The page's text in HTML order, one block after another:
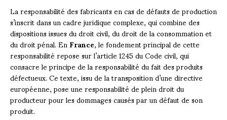
La responsabilité des fabricants en cas de défauts de production
s’inscrit dans un cadre juridique complexe, qui combine des
dispositions issues du droit civil, du droit de la consommation et
du droit pénal. EnFrance, le fondement principal de cette
responsabilité repose sur l’article 1245 du Code civil, qui
consacre le principe de la responsabilité du fait des produits
défectueux. Ce texte, issu de la transposition d’une directive
européenne, pose une responsabilité de plein droit du
producteur pour les dommages causés par un défaut de son
produit.